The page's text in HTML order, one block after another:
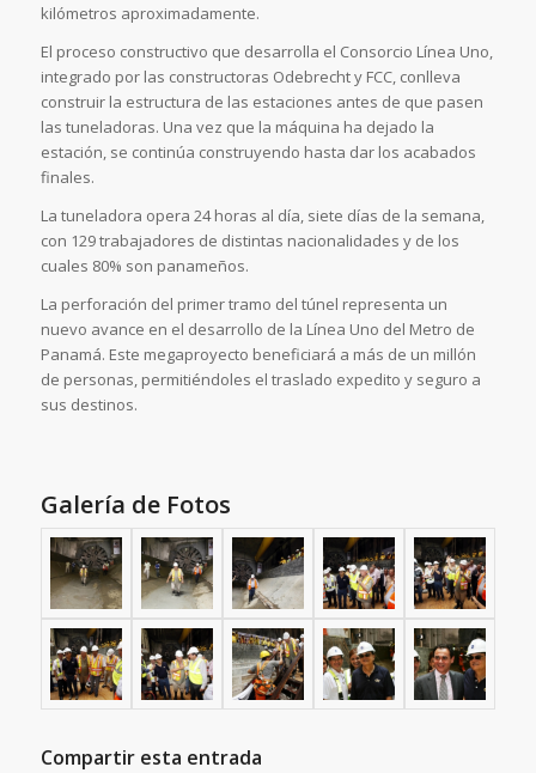
kilómetros aproximadamente.
El proceso constructivo que desarrolla el Consorcio Línea Uno,
integrado por las constructoras Odebrecht y FCC, conlleva
construir la estructura de las estaciones antes de que pasen
las tuneladoras. Una vez que la máquina ha dejado la
estación, se continúa construyendo hasta dar los acabados
finales.
La tuneladora opera 24 horas al día, siete días de la semana,
con 129 trabajadores de distintas nacionalidades y de los
cuales 80% son panameños.
La perforación del primer tramo del túnel representa un
nuevo avance en el desarrollo de la Línea Uno del Metro de
Panamá. Este megaproyecto beneficiará a más de un millón
de personas, permitiéndoles el traslado expedito y seguro a
sus destinos.
Galería de Fotos
Compartir esta entrada